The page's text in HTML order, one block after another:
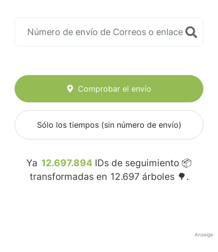
Comprobar el envío
Sólo los tiempos (sin número de envío)
Ya 12.697.894 IDs de seguimiento 📦
transformadas en 12.697 árboles 🌳.
Anzeige